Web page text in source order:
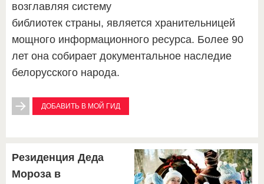
возглавляя систему
библиотек страны, является хранительницей
мощного информационного ресурса. Более 90
лет она собирает документальное наследие
белорусского народа.
ДОБАВИТЬ В МОЙ ГИД
Резиденция Деда
Мороза в